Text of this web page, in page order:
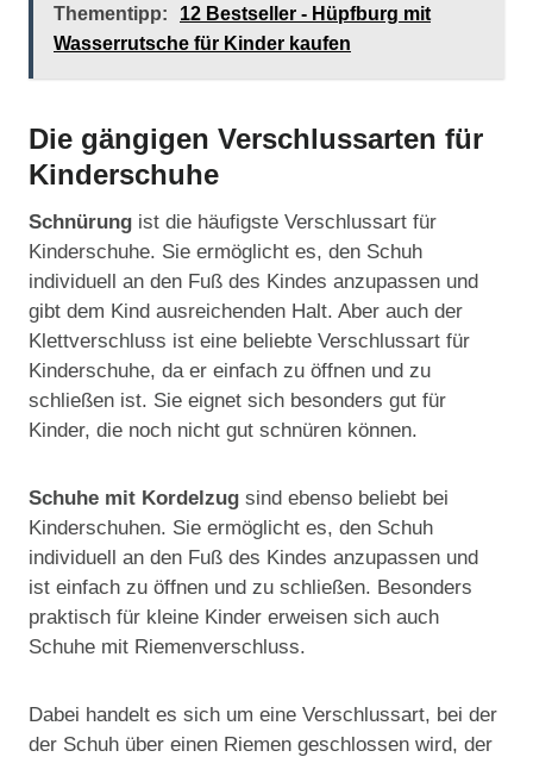
Thementipp:
12 Bestseller - Hüpfburg mit
Wasserrutsche für Kinder kaufen
Die gängigen Verschlussarten für
Kinderschuhe
Schnürung ist die häufigste Verschlussart für
Kinderschuhe. Sie ermöglicht es, den Schuh
individuell an den Fuß des Kindes anzupassen und
gibt dem Kind ausreichenden Halt. Aber auch der
Klettverschluss ist eine beliebte Verschlussart für
Kinderschuhe, da er einfach zu öffnen und zu
schließen ist. Sie eignet sich besonders gut für
Kinder, die noch nicht gut schnüren können.
Schuhe mit Kordelzug sind ebenso beliebt bei
Kinderschuhen. Sie ermöglicht es, den Schuh
individuell an den Fuß des Kindes anzupassen und
ist einfach zu öffnen und zu schließen. Besonders
praktisch für kleine Kinder erweisen sich auch
Schuhe mit Riemenverschluss.
Dabei handelt es sich um eine Verschlussart, bei der
der Schuh über einen Riemen geschlossen wird, der